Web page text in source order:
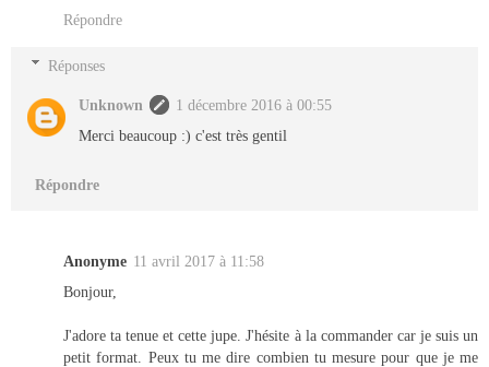
Répondre
Réponses
Unknown
1 décembre 2016 à 00:55
Merci beaucoup :) c'est très gentil
Répondre
Anonyme 11 avril 2017 à 11:58
Bonjour,
J'adore ta tenue et cette jupe. J'hésite à la commander car je suis un
petit format. Peux tu me dire combien tu mesure pour que je me